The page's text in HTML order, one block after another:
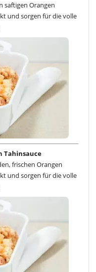
saftigen Orangen
und sorgen für die volle
Tahinsauce
frischen Orangen
und sorgen für die volle